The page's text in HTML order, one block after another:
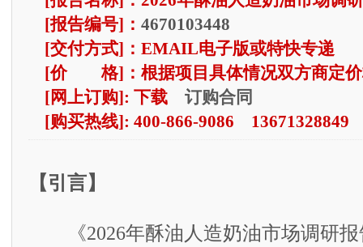
[报告编号]： 4670103448
[交付方式]：EMAIL电子版或特快专递
[价 格]：根据项目具体情况双方商定
[网上订购]: 下载 订购合同
[购买热线]: 400-866-9086 13671328849
【引言】
《2026年酥油人造奶油市场调研报